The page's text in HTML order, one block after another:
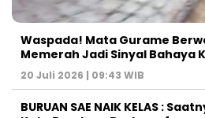
Waspada! Mata Gurame
Memerah Jadi Sinyal Bahaya
20 Juli 2026 | 09:43 WIB
BURUAN SAE NAIK KELAS :